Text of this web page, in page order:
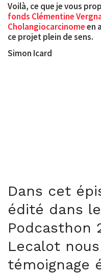
Voilà, ce que je vous
fonds Clémentine
Cholangiocarcinomeen
ce projet plein de sens.
Simon Icard
Dans cet
édité dans
Podcasthon
Lecalot
témoignage